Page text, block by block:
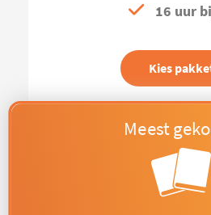
16 uur
Kies